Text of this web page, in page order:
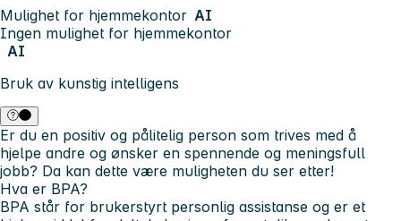
Mulighet for hjemmekontor AI
Ingen mulighet for hjemmekontor
AI
Bruk av kunstig intelligens
Er du en positiv og pålitelig person som trives med å
hjelpe andre og ønsker en spennende og meningsfull
jobb? Da kan dette være muligheten du ser etter!
Hva er BPA?
BPA står for brukerstyrt personlig assistanse og er et